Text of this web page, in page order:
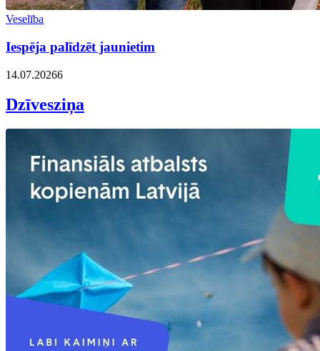
Veselība
Iespēja palīdzēt jaunietim
14.07.20266
Dzīvesziņa